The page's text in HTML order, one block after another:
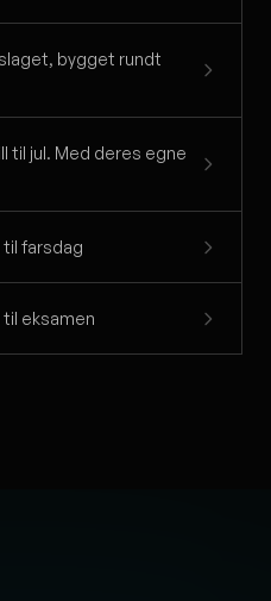
bygget rundt
til jul. Med deres egne
farsdag
eksamen